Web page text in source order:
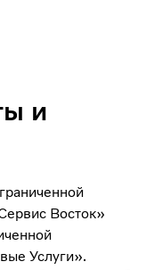
и
Восток»
Услуги».